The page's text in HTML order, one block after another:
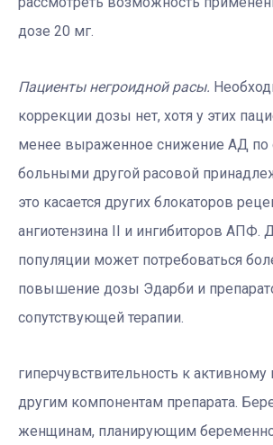
дозе 20 мг.
Пациенты негроидной расы.
коррекции дозы нет, хотя у этих
менее выраженное снижение АД по
больными другой расовой
это касается других блокаторов
ангиотензина II и ингибиторов АПФ.
популяции может потребоваться
повышение дозы Эдарби и
сопутствующей терапии.
гиперчувствительность к
другим компонентам препарата.
женщинам, планирующим